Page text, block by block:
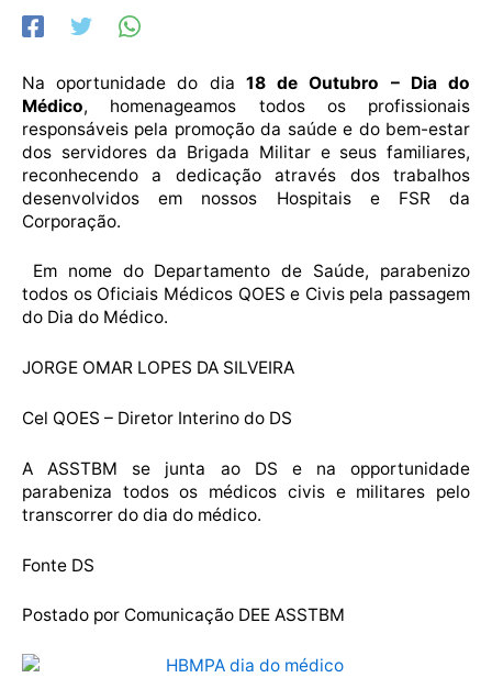
Na oportunidade do dia 18 de Outubro – Dia do
Médico, homenageamos todos os profissionais
responsáveis pela promoção da saúde e do bem-estar
dos servidores da Brigada Militar e seus familiares,
reconhecendo a dedicação através dos trabalhos
desenvolvidos em nossos Hospitais e FSR da
Corporação.
Em nome do Departamento de Saúde, parabenizo
todos os Oficiais Médicos QOES e Civis pela passagem
do Dia do Médico.
JORGE OMAR LOPES DA SILVEIRA
Cel QOES – Diretor Interino do DS
A ASSTBM se junta ao DS e na opportunidade
parabeniza todos os médicos civis e militares pelo
transcorrer do dia do médico.
Fonte DS
Postado por Comunicação DEE ASSTBM